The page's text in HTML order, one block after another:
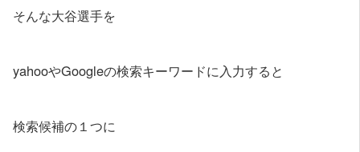
そんな大谷選手を
yahooやGoogleの検索キーワードに入力すると
検索候補の１つに